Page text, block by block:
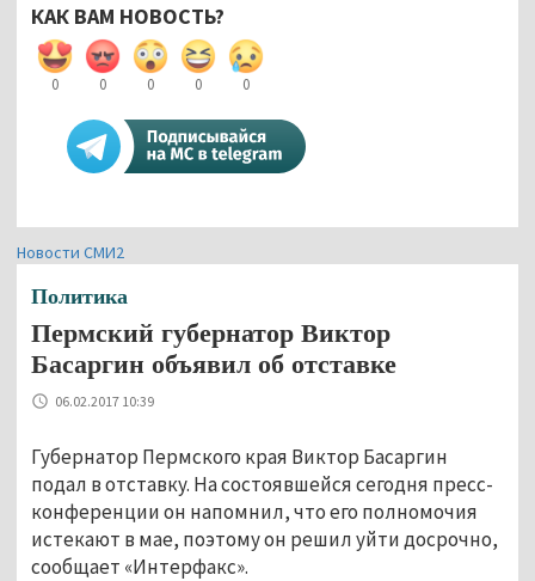
КАК ВАМ НОВОСТЬ?
0 0 0 0 0
Новости СМИ2
Политика
Пермский губернатор Виктор
Басаргин объявил об отставке
06.02.2017 10:39
Губернатор Пермского края Виктор Басаргин
подал в отставку. На состоявшейся сегодня пресс-
конференции он напомнил, что его полномочия
истекают в мае, поэтому он решил уйти досрочно,
сообщает «Интерфакс».